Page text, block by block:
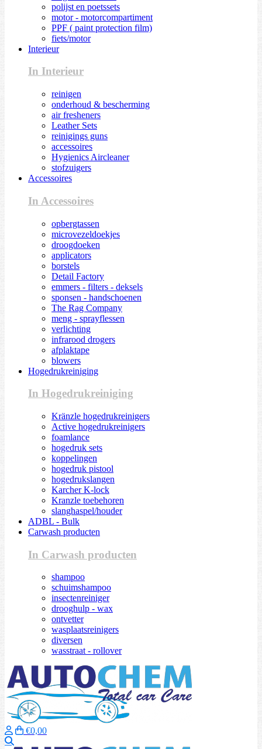
polijst en poetssets
motor - motorcompartiment
PPF ( paint protection film)
fiets/motor
Interieur
In Interieur
reinigen
onderhoud & bescherming
air fresheners
Leather Sets
reinigings guns
accessoires
Hygienics Aircleaner
stofzuigers
Accessoires
In Accessoires
opbergtassen
microvezeldoekjes
droogdoeken
applicators
borstels
Detail Factory
emmers - filters - deksels
sponsen - handschoenen
The Rag Company
meng - sprayflessen
verlichting
infrarood drogers
afplaktape
blowers
Hogedrukreiniging
In Hogedrukreiniging
Kränzle hogedrukreinigers
Active hogedrukreinigers
foamlance
hogedruk sets
koppelingen
hogedruk pistool
hogedrukslangen
Karcher K-lock
Kranzle toebehoren
slanghaspel/houder
ADBL - Bulk
Carwash producten
In Carwash producten
shampoo
schuimshampoo
insectenreiniger
drooghulp - wax
ontvetter
wasplaatsreinigers
diversen
wasstraat - rollover
€0,00